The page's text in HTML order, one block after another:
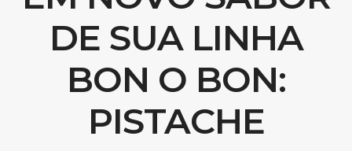
DE SUA LINHA
BON O BON:
PISTACHE